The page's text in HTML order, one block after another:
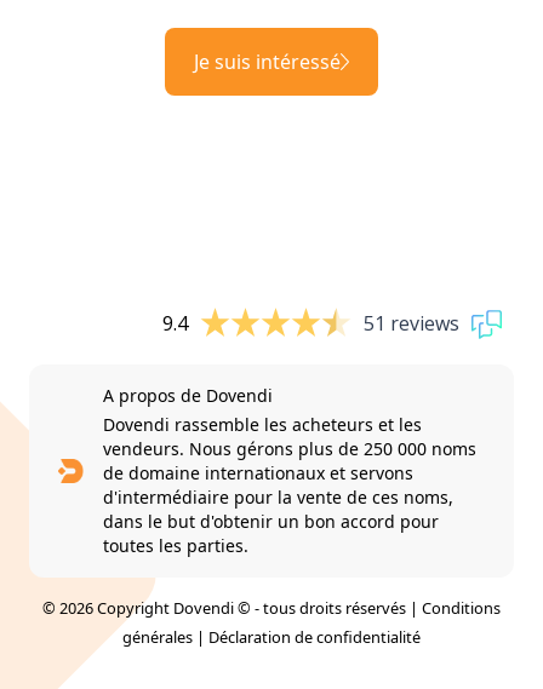
Je suis intéressé
9.4 51 reviews
A propos de Dovendi
Dovendi rassemble les acheteurs et les
vendeurs. Nous gérons plus de 250 000 noms
de domaine internationaux et servons
d'intermédiaire pour la vente de ces noms,
dans le but d'obtenir un bon accord pour
toutes les parties.
© 2026 Copyright Dovendi © - tous droits réservés | Conditions
générales | Déclaration de confidentialité